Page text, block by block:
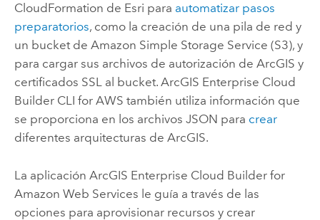
CloudFormation de Esri para automatizar pasos
preparatorios, como la creación de una pila de red y
un bucket de Amazon Simple Storage Service (S3), y
para cargar sus archivos de autorización de ArcGIS y
certificados SSL al bucket. ArcGIS Enterprise Cloud
Builder CLI for AWS también utiliza información que
se proporciona en los archivos JSON para crear
diferentes arquitecturas de ArcGIS.
La aplicación ArcGIS Enterprise Cloud Builder for
Amazon Web Services le guía a través de las
opciones para aprovisionar recursos y crear